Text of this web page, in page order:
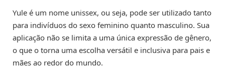
Yule é um nome unissex, ou seja, pode ser utilizado tanto
para indivíduos do sexo feminino quanto masculino. Sua
aplicação não se limita a uma única expressão de gênero,
o que o torna uma escolha versátil e inclusiva para pais e
mães ao redor do mundo.